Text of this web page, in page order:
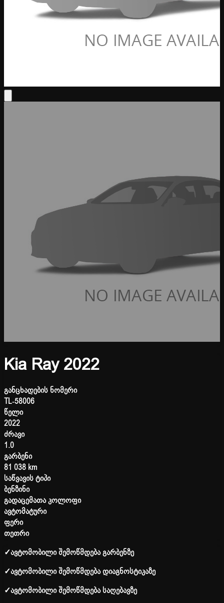
Kia Ray 2022
განცხადების ნომერი
TL-58006
წელი
2022
ძრავი
1.0
გარბენი
81 038 km
საწვავის ტიპი
ბენზინი
გადაცემათა კოლოფი
ავტომატური
ფერი
თეთრი
✓ავტომობილი შემოწმდება გარბენზე
✓ავტომობილი შემოწმდება დიაგნოსტიკაზე
✓ავტომობილი შემოწმდება საღებავზე